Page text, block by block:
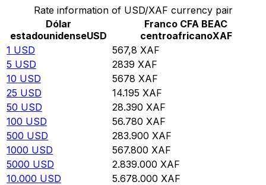
Rate information of USD/XAF currency pair
Dólar
estadounidenseUSD
Franco CFA BEAC
centroafricanoXAF
1 USD 567,8 XAF
5 USD 2839 XAF
10 USD 5678 XAF
25 USD 14.195 XAF
50 USD 28.390 XAF
100 USD 56.780 XAF
500 USD 283.900 XAF
1000 USD 567.800 XAF
5000 USD 2.839.000 XAF
10.000 USD 5.678.000 XAF